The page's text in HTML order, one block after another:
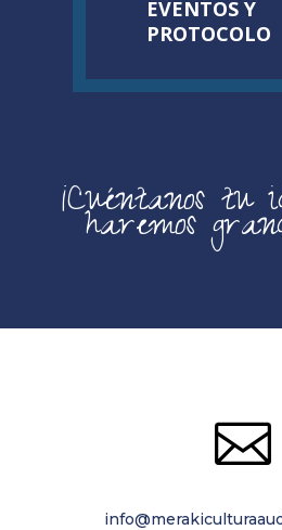
EVENTOS Y
PROTOCOLO
¡Cuéntanos tu
haremos
